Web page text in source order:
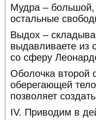
Мудра – большой,
остальные
Выдох –
выдавливаете из
со сферу
Оболочка второй
оберегающей
позволяет
IV. Приводим в